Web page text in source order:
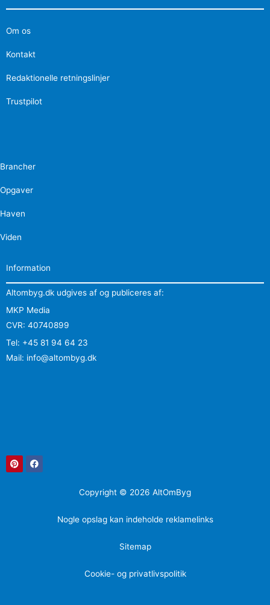
Om os
Kontakt
Redaktionelle retningslinjer
Trustpilot
Brancher
Opgaver
Haven
Viden
Information
Altombyg.dk udgives af og publiceres af:
MKP Media
CVR: 40740899
Tel: +45 81 94 64 23
Mail: info@altombyg.dk
PinterestFacebook
Copyright © 2026 AltOmByg
Nogle opslag kan indeholde reklamelinks
Sitemap
Cookie- og privatlivspolitik